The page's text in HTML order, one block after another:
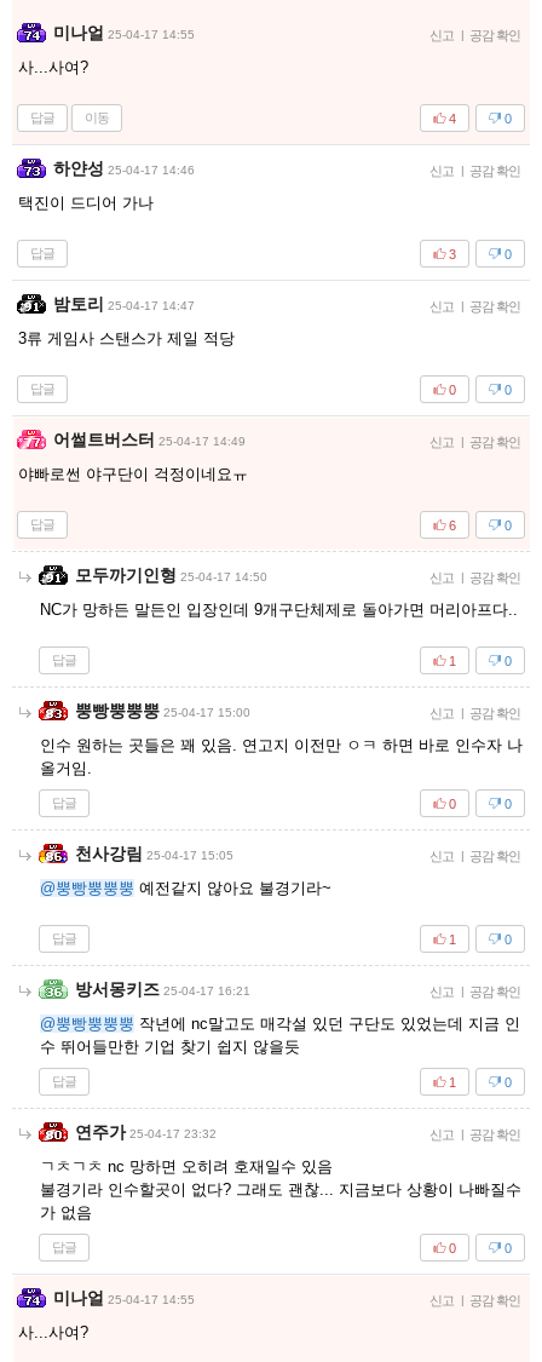
미나얼 25-04-17 14:55 신고 | 공감 확인
사...사여?
답글 이동 0
4
하얀성 25-04-17 14:46 신고 | 공감 확인
택진이 드디어 가나
답글 0
3
밤토리 25-04-17 14:47 신고 | 공감 확인
3류 게임사 스탠스가 제일 적당
답글 0
0
어썰트버스터 25-04-17 14:49 신고 | 공감 확인
야빠로썬 야구단이 걱정이네요ㅠ
답글 0
6
모두까기인형 25-04-17 14:50 신고 | 공감 확인
NC가 망하든 말든인 입장인데 9개구단체제로 돌아가면 머리아프다..
답글 0
1
뿡빵뿡뿡뿡 25-04-17 15:00 신고 | 공감 확인
인수 원하는 곳들은 꽤 있음. 연고지 이전만 ㅇㅋ 하면 바로 인수자 나
올거임.
답글 0
0
천사강림 25-04-17 15:05 신고 | 공감 확인
@뿡빵뿡뿡뿡 예전같지 않아요 불경기라~
답글 0
1
방서몽키즈 25-04-17 16:21 신고 | 공감 확인
@뿡빵뿡뿡뿡 작년에 nc말고도 매각설 있던 구단도 있었는데 지금 인
수 뛰어들만한 기업 찾기 쉽지 않을듯
답글 0
1
연주가 25-04-17 23:32 신고 | 공감 확인
ㄱㅊㄱㅊ nc 망하면 오히려 호재일수 있음
불경기라 인수할곳이 없다? 그래도 괜찮... 지금보다 상황이 나빠질수
가 없음
답글 0
0
미나얼 25-04-17 14:55 신고 | 공감 확인
사...사여?